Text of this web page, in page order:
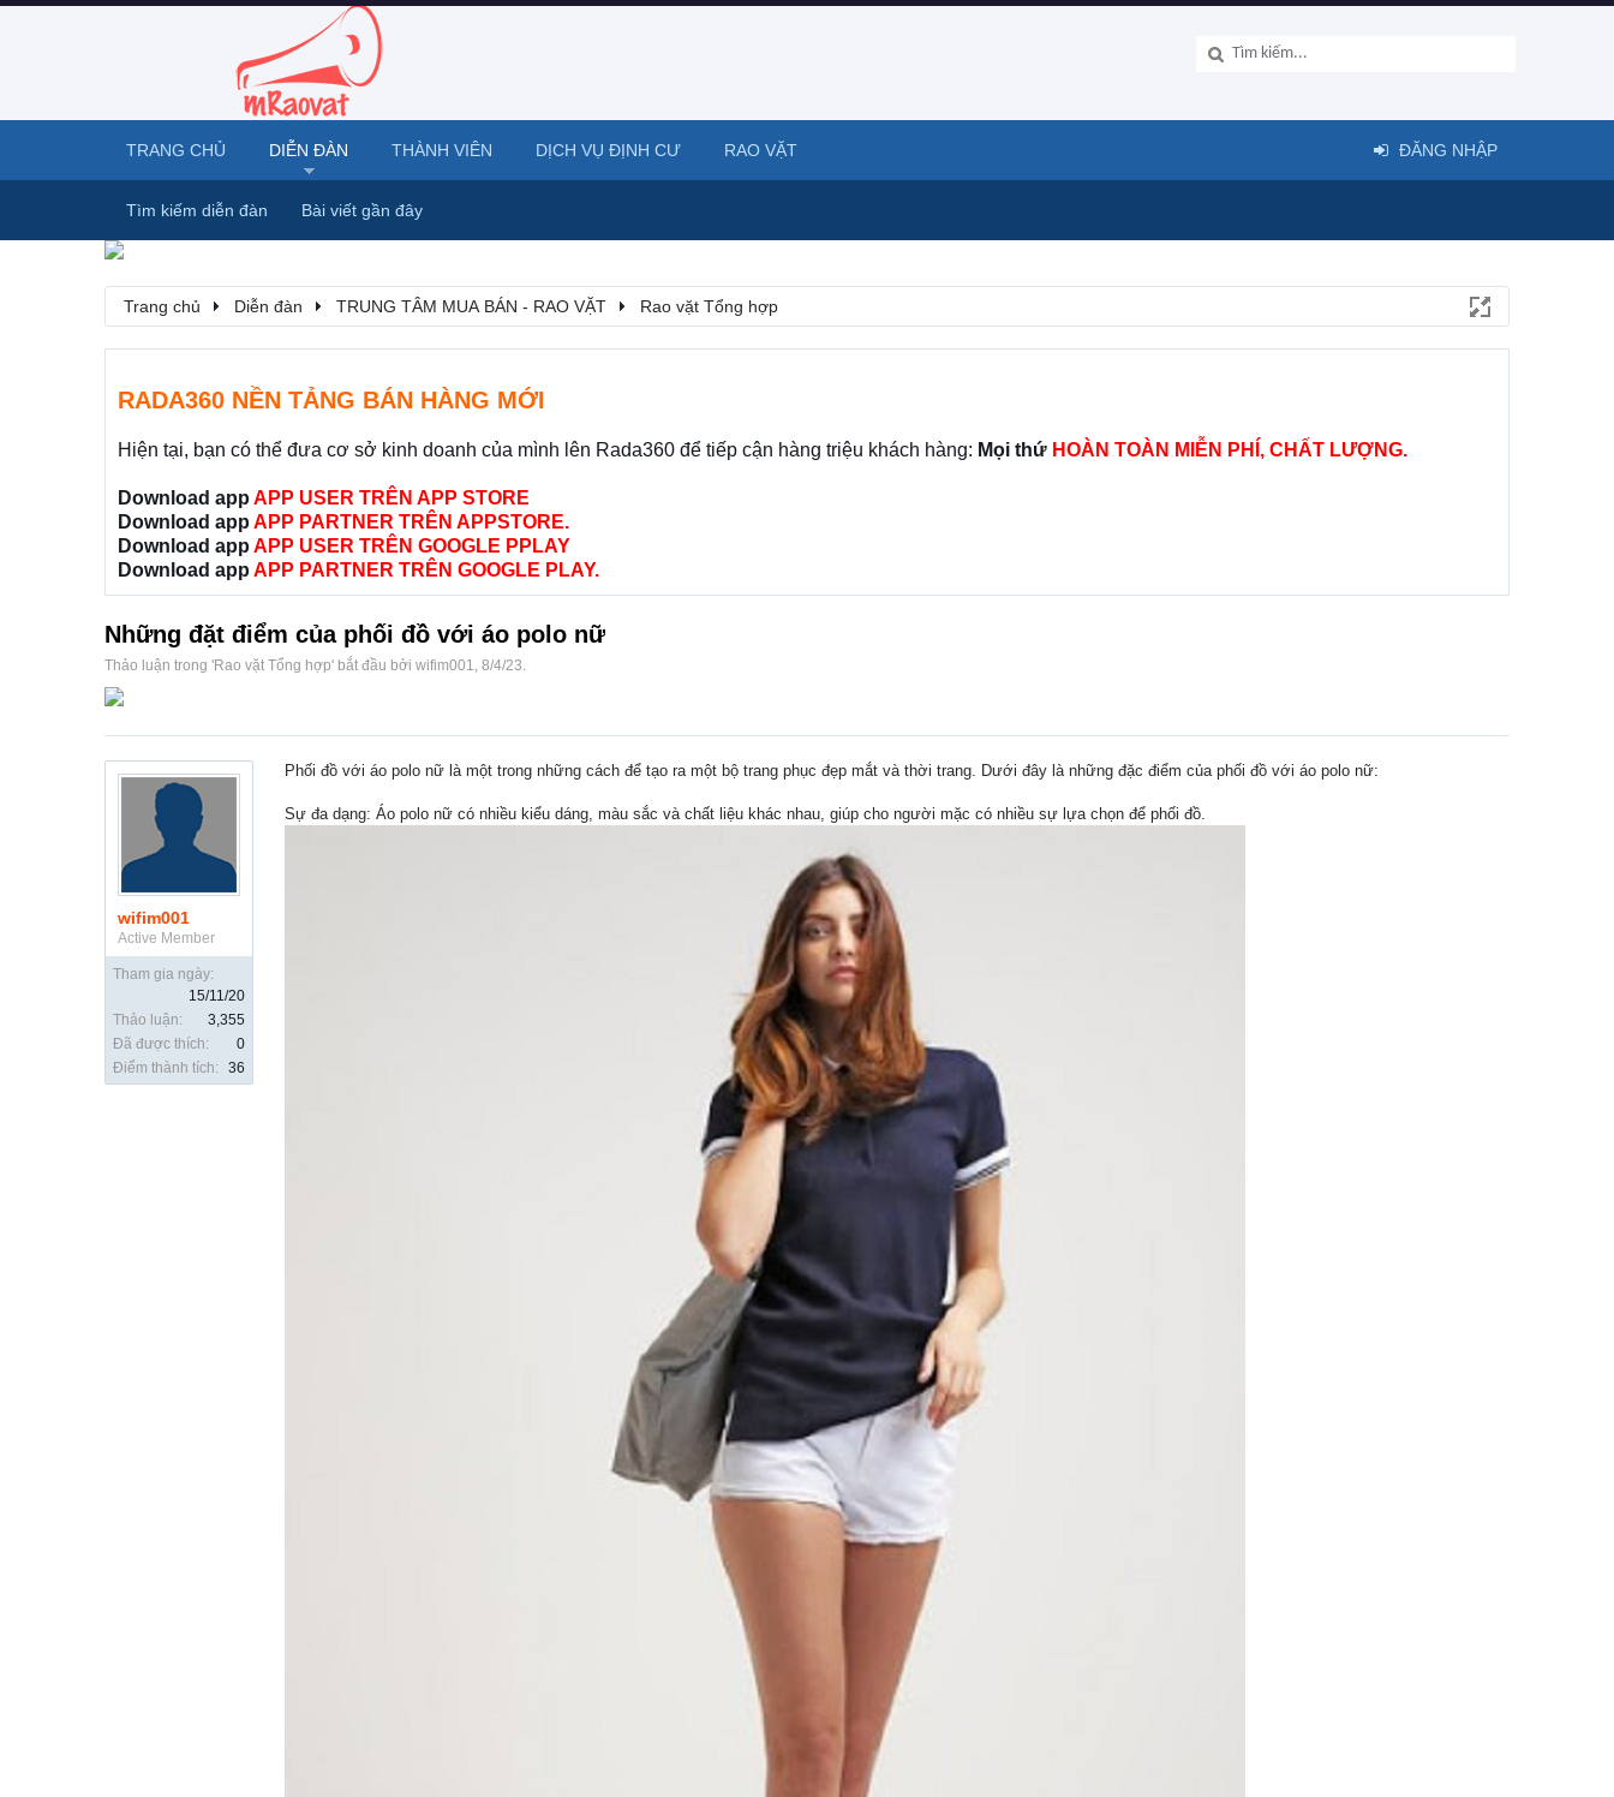
Trang chủ Diễn đàn TRUNG TÂM MUA BÁN - RAO VẶT Rao vặt Tổng hợp
RADA360 NỀN TẢNG BÁN HÀNG MỚI
Hiện tại, bạn có thể đưa cơ sở kinh doanh của mình lên Rada360 để tiếp cận hàng triệu khách hàng: Mọi thứ HOÀN TOÀN MIỄN PHÍ, CHẤT LƯỢNG.
Download app APP USER TRÊN APP STORE
Download app APP PARTNER TRÊN APPSTORE.
Download app APP USER TRÊN GOOGLE PPLAY
Download app APP PARTNER TRÊN GOOGLE PLAY.
Những đặt điểm của phối đồ với áo polo nữ
Thảo luận trong 'Rao vặt Tổng hợp' bắt đầu bởi wifim001, 8/4/23.
wifim001
Active Member
Tham gia ngày:
15/11/20
Thảo luận:
3,355
Đã được thích:
0
Điểm thành tích:
36
Phối đồ với áo polo nữ là một trong những cách để tạo ra một bộ trang phục đẹp mắt và thời trang. Dưới đây là những đặc điểm của phối đồ với áo polo nữ:
Sự đa dạng: Áo polo nữ có nhiều kiểu dáng, màu sắc và chất liệu khác nhau, giúp cho người mặc có nhiều sự lựa chọn để phối đồ.
TRANG CHỦ DIỄN ĐÀN
Tìm kiếm diễn đàn Bài viết gần đây
THÀNH VIÊN DỊCH VỤ ĐỊNH CƯ RAO VẶT ĐĂNG NHẬP